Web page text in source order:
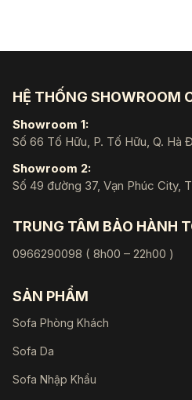
HỆ THỐNG SHOWROOM
Showroom 1:
Số 66 Tố Hữu, P. Tố Hữu, Q. Hà
Showroom 2:
Số 49 đường 37, Vạn Phúc City,
TRUNG TÂM BẢO HÀNH
0966290098 ( 8h00 – 22h00 )
SẢN PHẨM
Sofa Phòng Khách
Sofa Da
Sofa Nhập Khẩu